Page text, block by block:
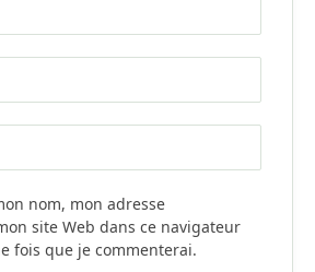
nom, mon adresse
site Web dans ce navigateur
fois que je commenterai.